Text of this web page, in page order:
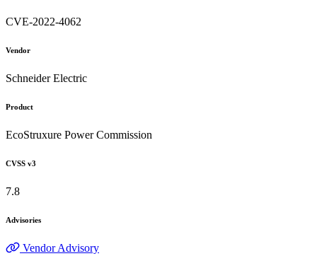
CVE-2022-4062
Vendor
Schneider Electric
Product
EcoStruxure Power Commission
CVSS v3
7.8
Advisories
Vendor Advisory